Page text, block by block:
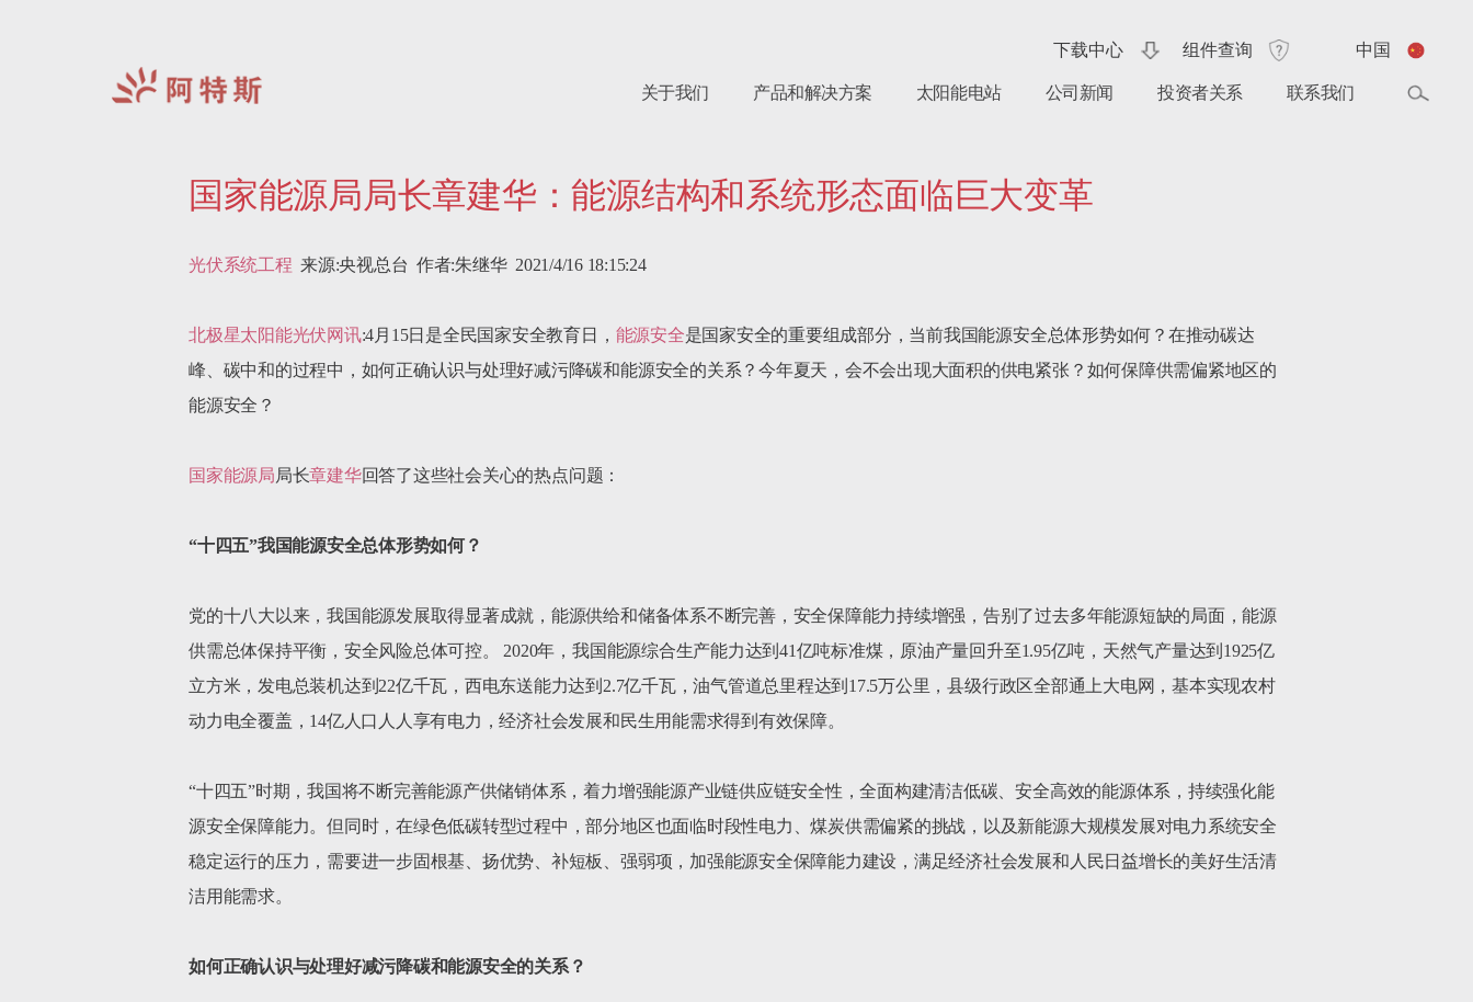
关于我们 产品和解决方案 太阳能电站 公司新闻 投资者关系 联系我们
中国
组件查询
下载中心
国家能源局局长章建华：能源结构和系统形态面临巨大变革
光伏系统工程 来源:央视总台  作者:朱继华  2021/4/16 18:15:24
北极星太阳能光伏网讯:4月15日是全民国家安全教育日， 能源安全是国家安全的重要组成部分，当前我国能源安全总体形势如何？在推动碳达
峰、碳中和的过程中，如何正确认识与处理好减污降碳和能源安全的关系？今年夏天，会不会出现大面积的供电紧张？如何保障供需偏紧地区的
能源安全？
国家能源局局长章建华回答了这些社会关心的热点问题：
“十四五”我国能源安全总体形势如何？
党的十八大以来，我国能源发展取得显著成就，能源供给和储备体系不断完善，安全保障能力持续增强，告别了过去多年能源短缺的局面，能源
供需总体保持平衡，安全风险总体可控。 2020年，我国能源综合生产能力达到41亿吨标准煤，原油产量回升至1.95亿吨，天然气产量达到1925亿
立方米，发电总装机达到22亿千瓦，西电东送能力达到2.7亿千瓦，油气管道总里程达到17.5万公里，县级行政区全部通上大电网，基本实现农村
动力电全覆盖，14亿人口人人享有电力，经济社会发展和民生用能需求得到有效保障。
“十四五”时期，我国将不断完善能源产供储销体系，着力增强能源产业链供应链安全性，全面构建清洁低碳、安全高效的能源体系，持续强化能
源安全保障能力。但同时，在绿色低碳转型过程中，部分地区也面临时段性电力、煤炭供需偏紧的挑战，以及新能源大规模发展对电力系统安全
稳定运行的压力，需要进一步固根基、扬优势、补短板、强弱项，加强能源安全保障能力建设，满足经济社会发展和人民日益增长的美好生活清
洁用能需求。
如何正确认识与处理好减污降碳和能源安全的关系？